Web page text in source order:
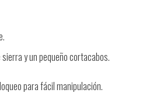
y un pequeño cortacabos.
para fácil manipulación.